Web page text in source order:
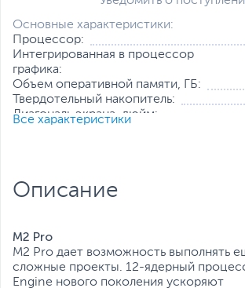
Основные характеристики:
Процессор:
Интегрированная в процессор
графика:
Объем оперативной памяти, ГБ:
Твердотельный накопитель:
Диагональ экрана, дюйм:
Все характеристики
Описание
M2 Pro
M2 Pro дает возможность выполнять
сложные проекты. 12-ядерный
Engine нового поколения ускоряют